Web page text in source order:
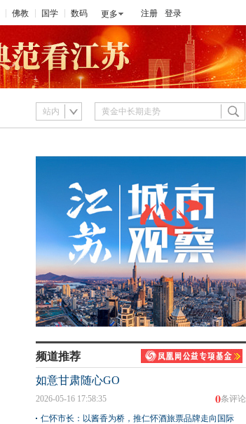
佛教 国学 数码 更多 注册 登录
站内
频道推荐
如意甘肃随心GO
0条评论
2026-05-16 17:58:35
仁怀市长：以酱香为桥，推仁怀酒旅票品牌走向国际